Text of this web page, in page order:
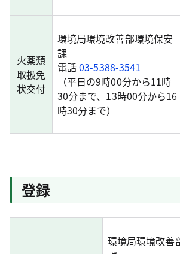
火薬類
取扱免
状交付
環境局環境改善部環境保安
課
電話03-5388-3541
（平日の9時00分から11時
30分まで、13時00分から16
時30分まで）
登録
環境局環境改善